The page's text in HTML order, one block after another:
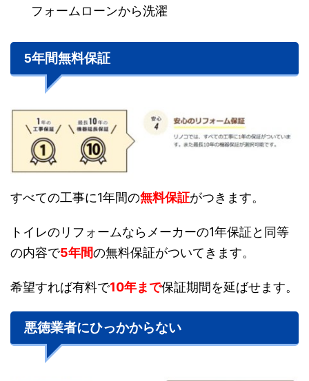
フォームローンから洗濯
5年間無料保証
すべての工事に1年間の無料保証がつきます。
トイレのリフォームならメーカーの1年保証と同等
の内容で5年間の無料保証がついてきます。
希望すれば有料で10年まで保証期間を延ばせます。
悪徳業者にひっかからない